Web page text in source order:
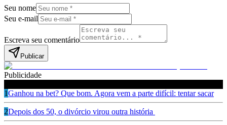
Seu nome
Seu e-mail
Escreva seu comentário
Publicar
Publicidade
1Ganhou na bet? Que bom. Agora vem a parte difícil: tentar sacar
2Depois dos 50, o divórcio virou outra história